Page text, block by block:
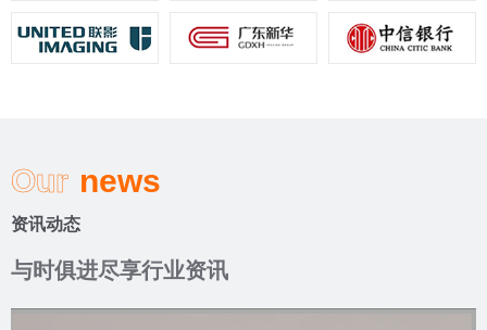
Our news
资讯动态
与时俱进尽享行业资讯